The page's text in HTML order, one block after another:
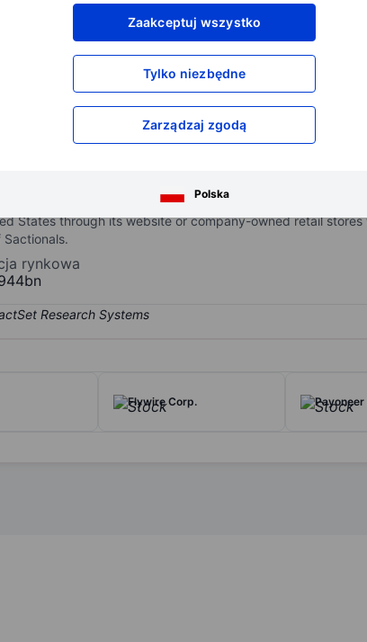
Zaakceptuj wszystko
Tylko niezbędne
Zarządzaj zgodą
Polska
XXXXXXX
XXXXXXX
XXXXXXX
XXXXXXX
Otwórz kontoaby uzyskać dostęp do większej
alternative furniture which is comprised of modular
such as sactional-specific drink holders, Footsac
States through its website or company-owned retail
rynkowa
Flywire Corp. Payoneer